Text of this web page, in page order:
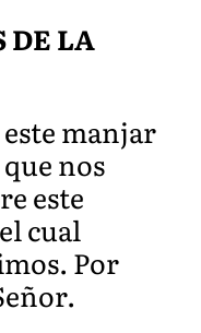
DE LA
manjar
nos
este
cual
Por